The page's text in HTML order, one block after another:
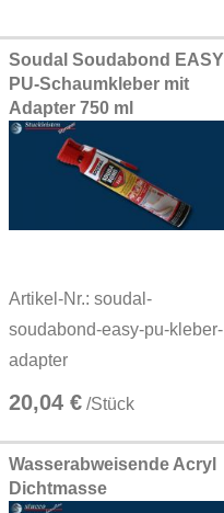
Soudal Soudabond EASY
PU-Schaumkleber mit
Adapter 750 ml
Artikel-Nr.: soudal-
soudabond-easy-pu-kleber-
adapter
20,04 € /Stück
Wasserabweisende Acryl
Dichtmasse